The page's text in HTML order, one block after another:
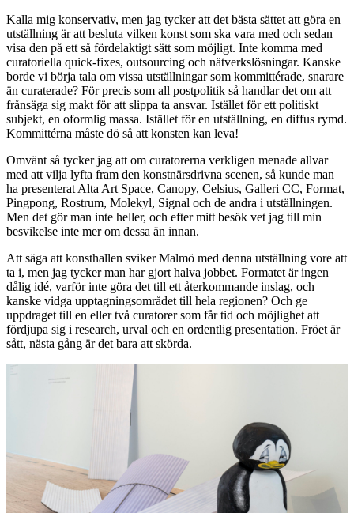
Kalla mig konservativ, men jag tycker att det bästa sättet att göra en
utställning är att besluta vilken konst som ska vara med och sedan
visa den på ett så fördelaktigt sätt som möjligt. Inte komma med
curatoriella quick-fixes, outsourcing och nätverkslösningar. Kanske
borde vi börja tala om vissa utställningar som kommittérade, snarare
än curaterade? För precis som all postpolitik så handlar det om att
frånsäga sig makt för att slippa ta ansvar. Istället för ett politiskt
subjekt, en oformlig massa. Istället för en utställning, en diffus rymd.
Kommittérna måste dö så att konsten kan leva!
Omvänt så tycker jag att om curatorerna verkligen menade allvar
med att vilja lyfta fram den konstnärsdrivna scenen, så kunde man
ha presenterat Alta Art Space, Canopy, Celsius, Galleri CC, Format,
Pingpong, Rostrum, Molekyl, Signal och de andra i utställningen.
Men det gör man inte heller, och efter mitt besök vet jag till min
besvikelse inte mer om dessa än innan.
Att säga att konsthallen sviker Malmö med denna utställning vore att
ta i, men jag tycker man har gjort halva jobbet. Formatet är ingen
dålig idé, varför inte göra det till ett återkommande inslag, och
kanske vidga upptagningsområdet till hela regionen? Och ge
uppdraget till en eller två curatorer som får tid och möjlighet att
fördjupa sig i research, urval och en ordentlig presentation. Fröet är
sått, nästa gång är det bara att skörda.